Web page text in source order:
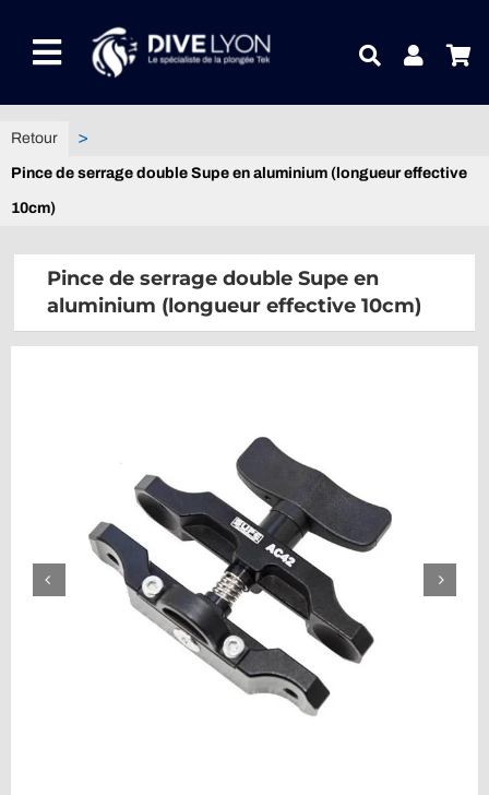
contenuToggle
Navigation
NOTRE UNIVERS PRODUITS
IDEES CADEAUX
Pince de serrage double Supe en aluminium (longueur effective
10cm)
Pince de serrage double Supe en
aluminium (longueur effective 10cm)